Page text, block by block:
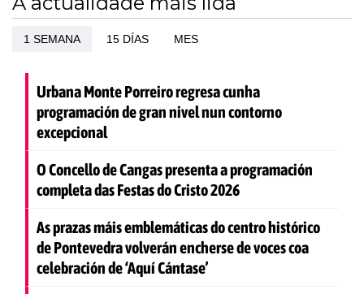
1 SEMANA 15 DÍAS MES
Urbana Monte Porreiro regresa cunha
programación de gran nivel nun contorno
excepcional
O Concello de Cangas presenta a programación
completa das Festas do Cristo 2026
As prazas máis emblemáticas do centro histórico
de Pontevedra volverán encherse de voces coa
celebración de ‘Aquí Cántase’